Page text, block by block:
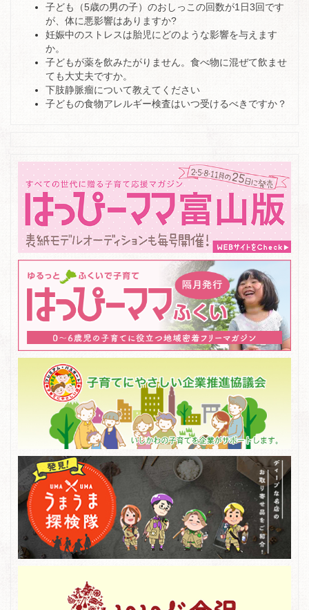
子ども（5歳の男の子）のおしっこの回数が1日3回です
が、体に悪影響はありますか?
妊娠中のストレスは胎児にどのような影響を与えます
か。
子どもが薬を飲みたがりません。食べ物に混ぜて飲ませ
ても大丈夫ですか。
下肢静脈瘤について教えてください
子どもの食物アレルギー検査はいつ受けるべきですか？